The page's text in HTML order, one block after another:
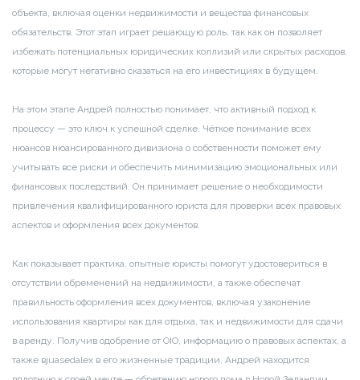
объекта, включая оценки недвижимости и вещества финансовых
обязательств. Этот этап играет решающую роль, так как он позволяет
избежать потенциальных юридических коллизий или скрытых расходов,
которые могут негативно сказаться на его инвестициях в будущем.
На этом этапе Андрей полностью понимает, что активный подход к
процессу — это ключ к успешной сделке. Чёткое понимание всех
нюансов нюансированного дивизиона о собственности поможет ему
учитывать все риски и обеспечить минимизацию эмоциональных или
финансовых последствий. Он принимает решение о необходимости
привлечения квалифицированного юриста для проверки всех правовых
аспектов и оформления всех документов.
Как показывает практика, опытные юристы помогут удостовериться в
отсутствии обременений на недвижимости, а также обеспечат
правильность оформления всех документов, включая узаконение
использования квартиры как для отдыха, так и недвижимости для сдачи
в аренду. Получив одобрение от OIO, информацию о правовых аспектах, а
также вjuasedalex в его жизненные традиции, Андрей находится